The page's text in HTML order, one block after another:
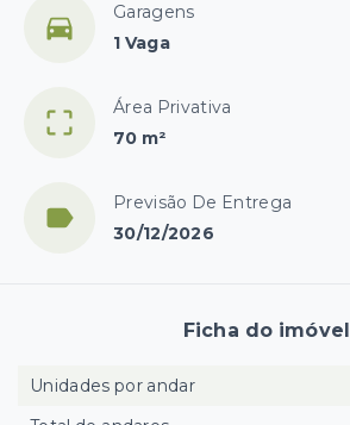
Garagens
1 Vaga
Área Privativa
70 m²
Previsão De Entrega
30/12/2026
Ficha do imóvel
Unidades por andar